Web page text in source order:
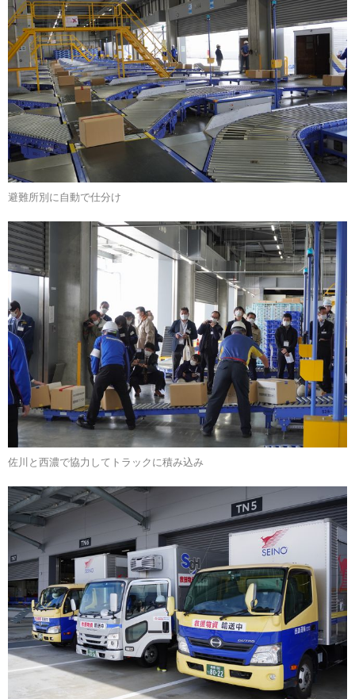
避難所別に自動で仕分け
佐川と西濃で協力してトラックに積み込み